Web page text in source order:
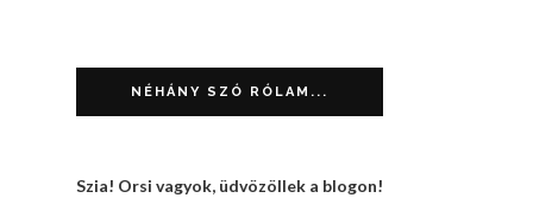
NÉHÁNY SZÓ RÓLAM...
Szia! Orsi vagyok, üdvözöllek a blogon!